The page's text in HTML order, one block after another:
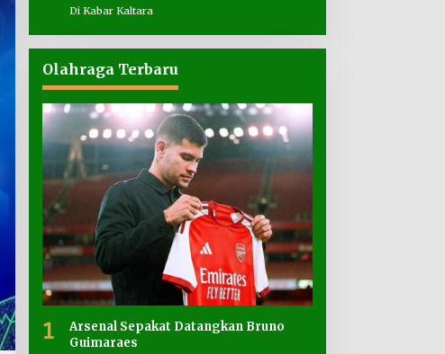
Di Kabar Kaltara
Olahraga Terbaru
1
Arsenal Sepakat Datangkan Bruno
Guimaraes